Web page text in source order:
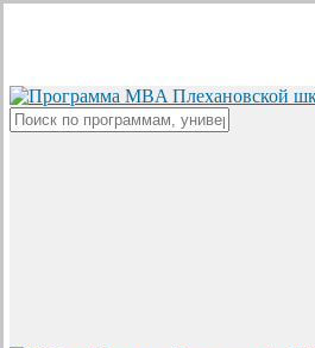
content